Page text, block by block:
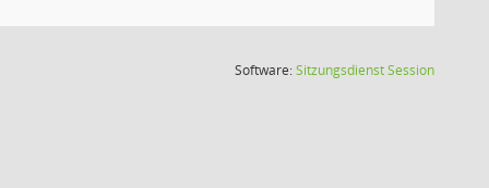
Software:SitzungsdienstSession(Wird in